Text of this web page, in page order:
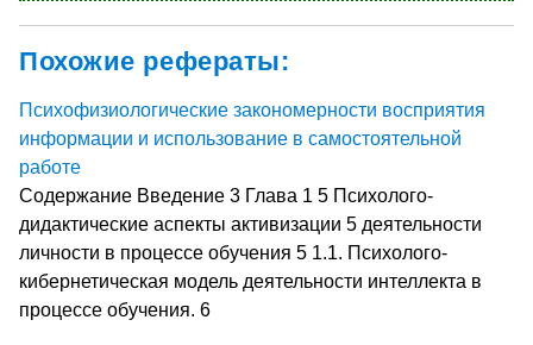
Похожие рефераты:
Психофизиологические закономерности восприятия
информации и использование в самостоятельной
работе
Содержание Введение 3 Глава 1 5 Психолого-
дидактические аспекты активизации 5 деятельности
личности в процессе обучения 5 1.1. Психолого-
кибернетическая модель деятельности интеллекта в
процессе обучения. 6